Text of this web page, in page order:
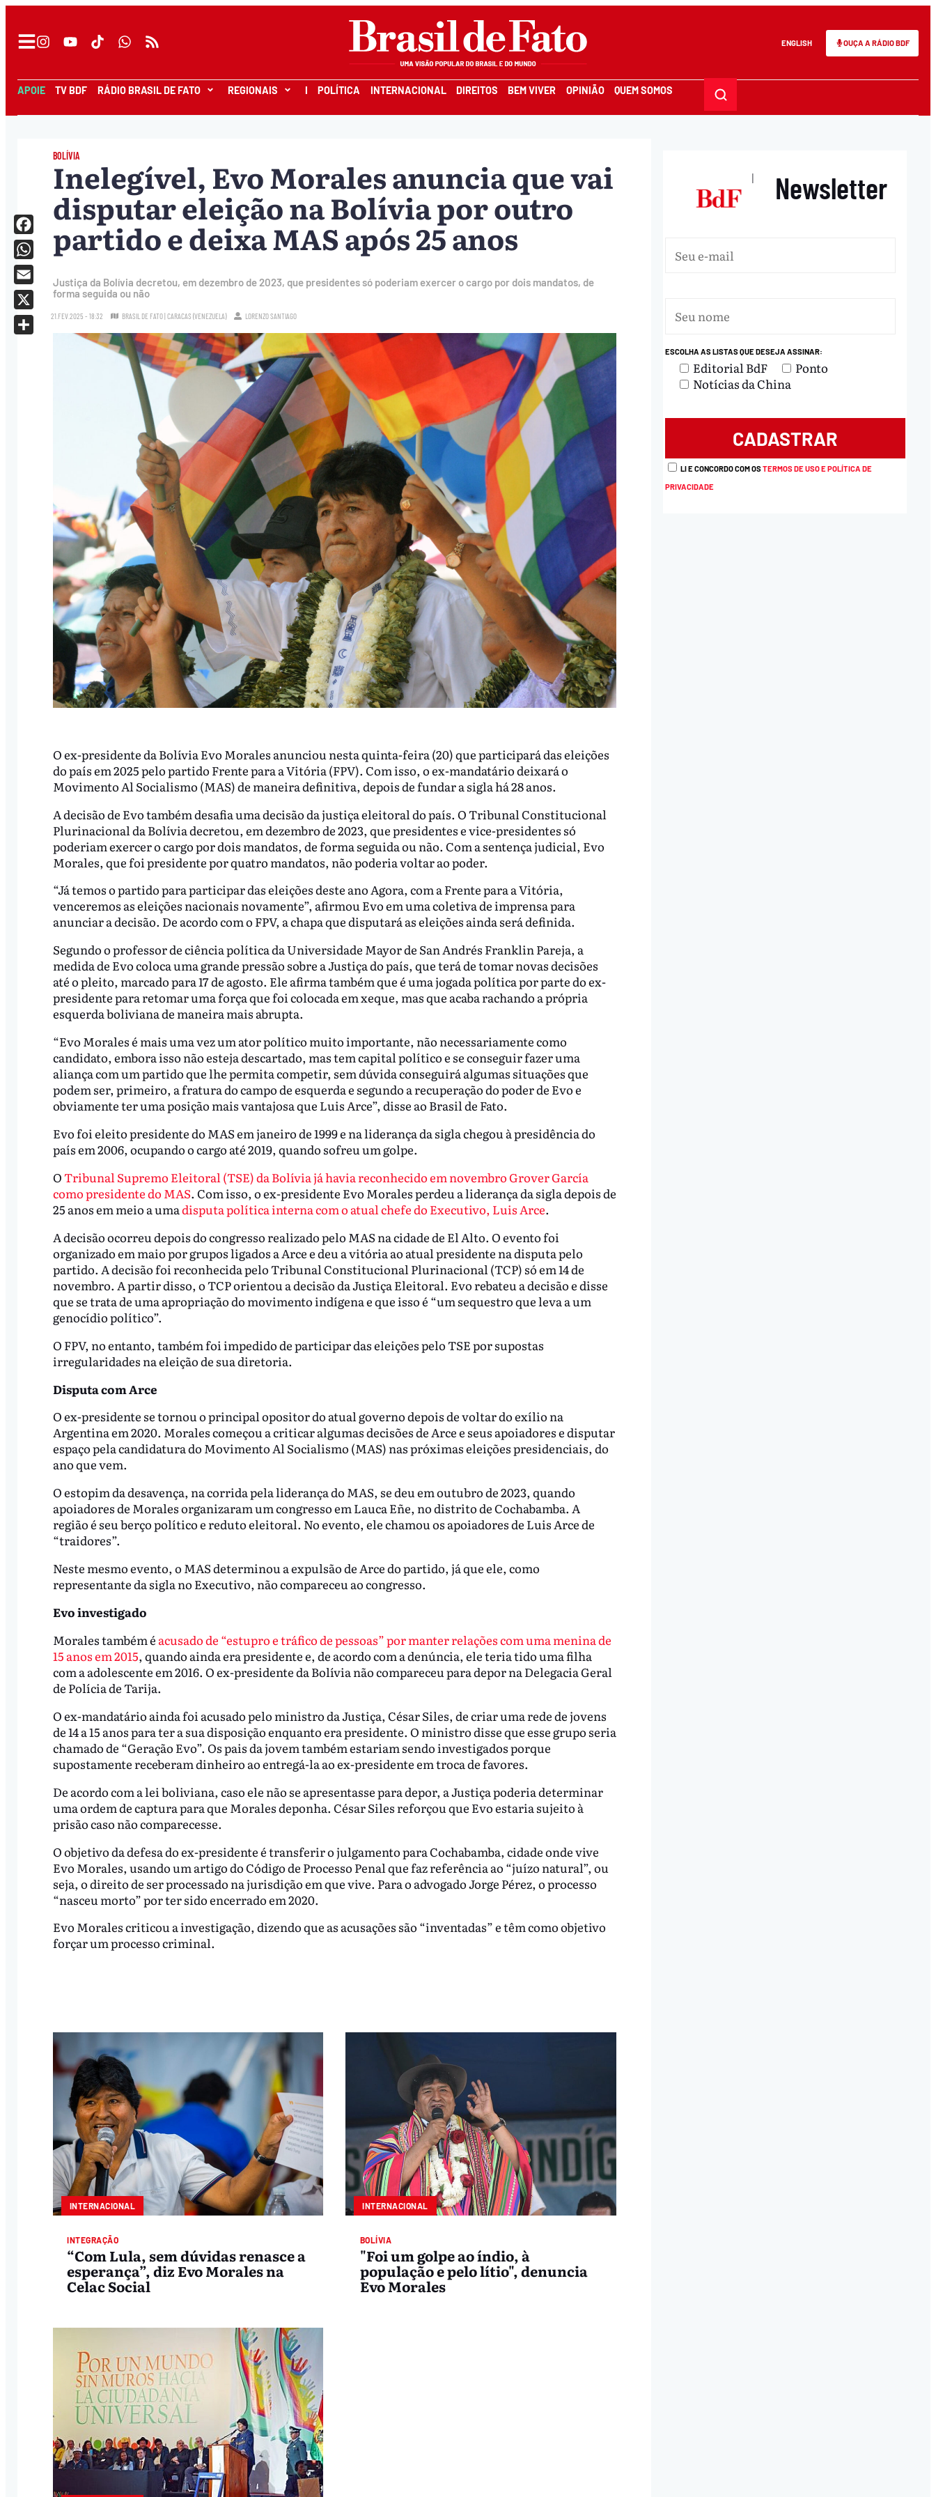
ENGLISH OUÇA A RÁDIO BDF
APOIE TV BDF RÁDIO BRASIL DE FATO REGIONAIS I POLÍTICA INTERNACIONAL DIREITOS BEM VIVER OPINIÃO QUEM SOMOS
BOLÍVIA
Inelegível, Evo Morales anuncia que vai
disputar eleição na Bolívia por outro
partido e deixa MAS após 25 anos
Justiça da Bolívia decretou, em dezembro de 2023, que presidentes só poderiam exercer o cargo por dois mandatos, de
forma seguida ou não
21.FEV.2025 - 18:32 BRASIL DE FATO | CARACAS (VENEZUELA) LORENZO SANTIAGO
O ex-presidente da Bolívia Evo Morales anunciou nesta quinta-feira (20) que participará das eleições
do país em 2025 pelo partido Frente para a Vitória (FPV). Com isso, o ex-mandatário deixará o
Movimento Al Socialismo (MAS) de maneira definitiva, depois de fundar a sigla há 28 anos.
A decisão de Evo também desafia uma decisão da justiça eleitoral do país. O Tribunal Constitucional
Plurinacional da Bolívia decretou, em dezembro de 2023, que presidentes e vice-presidentes só
poderiam exercer o cargo por dois mandatos, de forma seguida ou não. Com a sentença judicial, Evo
Morales, que foi presidente por quatro mandatos, não poderia voltar ao poder.
“Já temos o partido para participar das eleições deste ano Agora, com a Frente para a Vitória,
venceremos as eleições nacionais novamente”, afirmou Evo em uma coletiva de imprensa para
anunciar a decisão. De acordo com o FPV, a chapa que disputará as eleições ainda será definida.
Segundo o professor de ciência política da Universidade Mayor de San Andrés Franklin Pareja, a
medida de Evo coloca uma grande pressão sobre a Justiça do país, que terá de tomar novas decisões
até o pleito, marcado para 17 de agosto. Ele afirma também que é uma jogada política por parte do ex-
presidente para retomar uma força que foi colocada em xeque, mas que acaba rachando a própria
esquerda boliviana de maneira mais abrupta.
“Evo Morales é mais uma vez um ator político muito importante, não necessariamente como
candidato, embora isso não esteja descartado, mas tem capital político e se conseguir fazer uma
aliança com um partido que lhe permita competir, sem dúvida conseguirá algumas situações que
podem ser, primeiro, a fratura do campo de esquerda e segundo a recuperação do poder de Evo e
obviamente ter uma posição mais vantajosa que Luis Arce”, disse ao Brasil de Fato.
Evo foi eleito presidente do MAS em janeiro de 1999 e na liderança da sigla chegou à presidência do
país em 2006, ocupando o cargo até 2019, quando sofreu um golpe.
OTribunal Supremo Eleitoral (TSE) da Bolívia já havia reconhecido em novembro Grover García
como presidente do MAS. Com isso, o ex-presidente Evo Morales perdeu a liderança da sigla depois de
25 anos em meio a umadisputa política interna com o atual chefe do Executivo, Luis Arce.
A decisão ocorreu depois do congresso realizado pelo MAS na cidade de El Alto. O evento foi
organizado em maio por grupos ligados a Arce e deu a vitória ao atual presidente na disputa pelo
partido. A decisão foi reconhecida pelo Tribunal Constitucional Plurinacional (TCP) só em 14 de
novembro. A partir disso, o TCP orientou a decisão da Justiça Eleitoral. Evo rebateu a decisão e disse
que se trata de uma apropriação do movimento indígena e que isso é “um sequestro que leva a um
genocídio político”.
O FPV, no entanto, também foi impedido de participar das eleições pelo TSE por supostas
irregularidades na eleição de sua diretoria.
Disputa com Arce
O ex-presidente se tornou o principal opositor do atual governo depois de voltar do exílio na
Argentina em 2020. Morales começou a criticar algumas decisões de Arce e seus apoiadores e disputar
espaço pela candidatura do Movimento Al Socialismo (MAS) nas próximas eleições presidenciais, do
ano que vem.
O estopim da desavença, na corrida pela liderança do MAS, se deu em outubro de 2023, quando
apoiadores de Morales organizaram um congresso em Lauca Eñe, no distrito de Cochabamba. A
região é seu berço político e reduto eleitoral. No evento, ele chamou os apoiadores de Luis Arce de
“traidores”.
Neste mesmo evento, o MAS determinou a expulsão de Arce do partido, já que ele, como
representante da sigla no Executivo, não compareceu ao congresso.
Evo investigado
Morales também é acusado de “estupro e tráfico de pessoas” por manter relações com uma menina de
15 anos em 2015, quando ainda era presidente e, de acordo com a denúncia, ele teria tido uma filha
com a adolescente em 2016. O ex-presidente da Bolívia não compareceu para depor na Delegacia Geral
de Polícia de Tarija.
O ex-mandatário ainda foi acusado pelo ministro da Justiça, César Siles, de criar uma rede de jovens
de 14 a 15 anos para ter a sua disposição enquanto era presidente. O ministro disse que esse grupo seria
chamado de “Geração Evo”. Os pais da jovem também estariam sendo investigados porque
supostamente receberam dinheiro ao entregá-la ao ex-presidente em troca de favores.
De acordo com a lei boliviana, caso ele não se apresentasse para depor, a Justiça poderia determinar
uma ordem de captura para que Morales deponha. César Siles reforçou que Evo estaria sujeito à
prisão caso não comparecesse.
O objetivo da defesa do ex-presidente é transferir o julgamento para Cochabamba, cidade onde vive
Evo Morales, usando um artigo do Código de Processo Penal que faz referência ao “juízo natural”, ou
seja, o direito de ser processado na jurisdição em que vive. Para o advogado Jorge Pérez, o processo
“nasceu morto” por ter sido encerrado em 2020.
Evo Morales criticou a investigação, dizendo que as acusações são “inventadas” e têm como objetivo
forçar um processo criminal.
Facebook
WhatsApp
Email
X
INTERNACIONAL
INTEGRAÇÃO
“Com Lula, sem dúvidas renasce a
esperança”, diz Evo Morales na
Celac Social
INTERNACIONAL
BOLÍVIA
"Foi um golpe ao índio, à
população e pelo lítio", denuncia
Evo Morales
| Newsletter
ESCOLHA AS LISTAS QUE DESEJA ASSINAR:
Editorial BdF
Ponto
Notícias da China
LI E CONCORDO COM OSTERMOS DE USO E POLÍTICA DE
PRIVACIDADE